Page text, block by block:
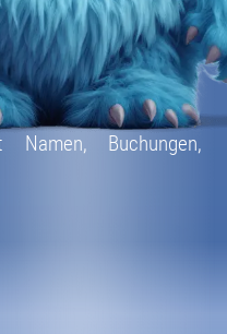
Namen, Buchungen,